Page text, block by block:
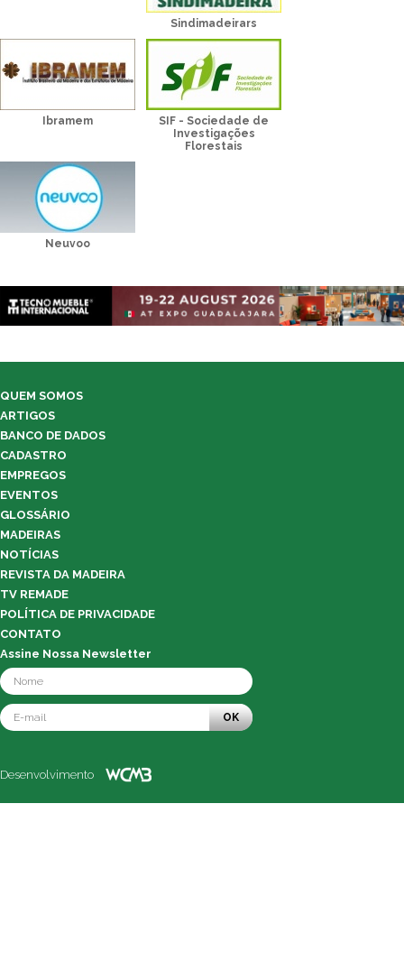
Sindimadeirars
Ibramem
SIF - Sociedade de
Investigações
Florestais
Neuvoo
QUEM SOMOS
ARTIGOS
BANCO DE DADOS
CADASTRO
EMPREGOS
EVENTOS
GLOSSÁRIO
MADEIRAS
NOTÍCIAS
REVISTA DA MADEIRA
TV REMADE
POLÍTICA DE PRIVACIDADE
CONTATO
Assine Nossa Newsletter
OK
Desenvolvimento